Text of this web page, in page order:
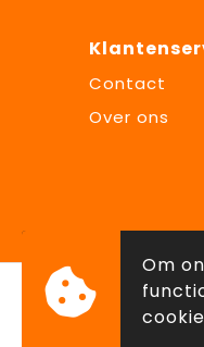
Contact
Over ons
©
Om